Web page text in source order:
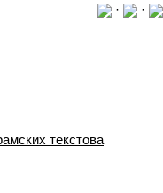
· ·
текстова